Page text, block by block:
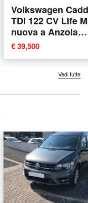
Volkswagen
TDI 122 CV Life
nuova a Anzola
dell'Emilia
€ 39,500
Vedi tutte